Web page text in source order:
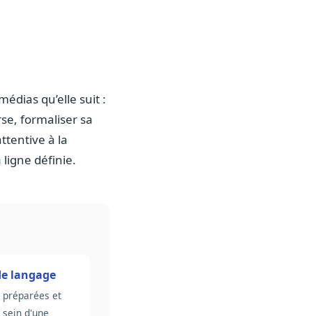
qu’elle suit :
formaliser sa
à la
ligne définie.
langage
et
d'une